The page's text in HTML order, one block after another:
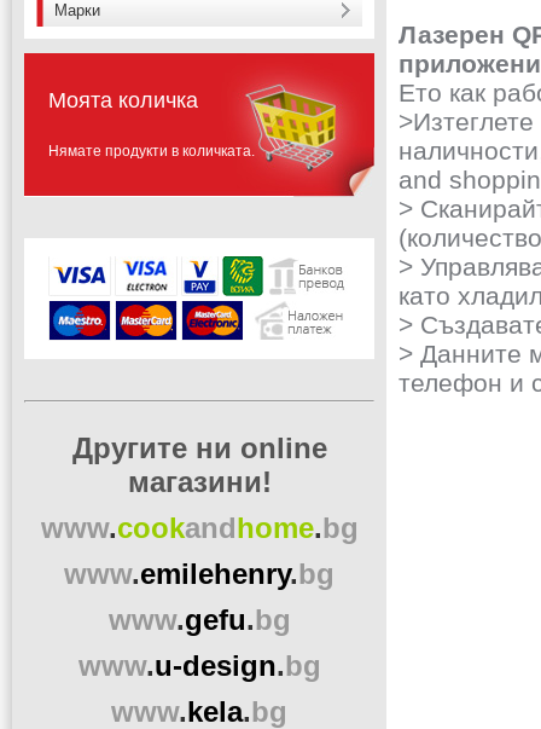
Лазерен
Ето как
and
>
>
като
>
> Данните
телефон и
Марки
Моята количка
Нямате продукти в количката.
Другите ни online
магазини!
www.cookandhome.bg
www.emilehenry.bg
www.gefu.bg
www.u-design.bg
www.kela.bg